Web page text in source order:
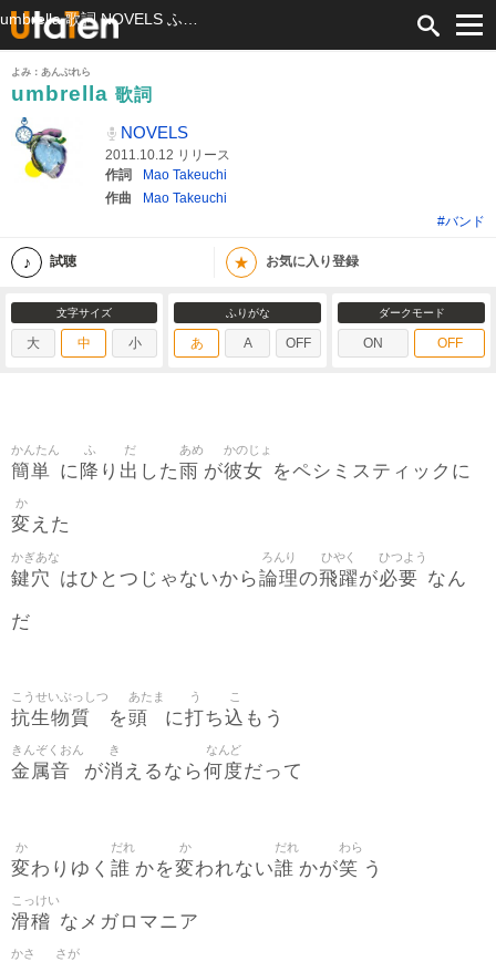
よみ：あんぶれら
umbrella 歌詞
NOVELS
2011.10.12 リリース
作詞
Mao Takeuchi
作曲
Mao Takeuchi
#バンド
試聴 ★ お気に入り登録
文字サイズ
大 中 小
ふりがな
あ A OFF
ダークモード
ON OFF
簡単
かんたん
に 降
ふ
り 出
だ
した雨
あめ
が彼女
かのじょ
をペシミスティックに
変
か
えた
鍵穴
かぎあな
はひとつじゃないから論理
ろんり
の飛躍
ひやく
が必要
ひつよう
なん
だ
抗生物質
こうせいぶっしつ
を頭
あたま
に打
う
ち込
こ
もう
金属音
きんぞくおん
が消
き
えるなら何度
なんど
だって
変
か
わりゆく 誰
だれ
かを変
か
われない誰
だれ
かが笑
わら
う
滑稽
こっけい
なメガロマニア
かさ さが